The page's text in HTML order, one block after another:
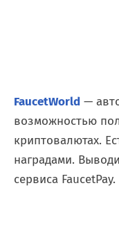
FaucetWorld —
возможностью
криптовалютах.
наградами.
сервиса FaucetPay.